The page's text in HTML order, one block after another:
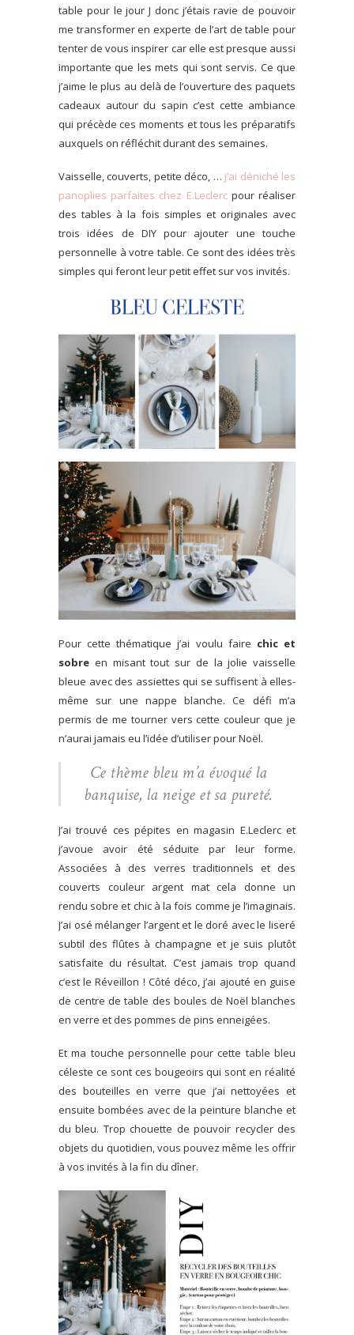
table pour le jour J donc j’étais ravie de pouvoir
me transformer en experte de l’art de table pour
tenter de vous inspirer car elle est presque aussi
importante que les mets qui sont servis. Ce que
j’aime le plus au delà de l’ouverture des paquets
cadeaux autour du sapin c’est cette ambiance
qui précède ces moments et tous les préparatifs
auxquels on réfléchit durant des semaines.
Vaisselle, couverts, petite déco, … j’ai déniché les
panoplies parfaites chez E.Leclerc pour réaliser
des tables à la fois simples et originales avec
trois idées de DIY pour ajouter une touche
personnelle à votre table. Ce sont des idées très
simples qui feront leur petit effet sur vos invités.
Pour cette thématique j’ai voulu faire chic et
sobre en misant tout sur de la jolie vaisselle
bleue avec des assiettes qui se suffisent à elles-
même sur une nappe blanche. Ce défi m’a
permis de me tourner vers cette couleur que je
n’aurai jamais eu l’idée d’utiliser pour Noël.
Ce thème bleu m’a évoqué la
banquise, la neige et sa pureté.
J’ai trouvé ces pépites en magasin E.Leclerc et
j’avoue avoir été séduite par leur forme.
Associées à des verres traditionnels et des
couverts couleur argent mat cela donne un
rendu sobre et chic à la fois comme je l’imaginais.
J’ai osé mélanger l’argent et le doré avec le liseré
subtil des flûtes à champagne et je suis plutôt
satisfaite du résultat. C’est jamais trop quand
c’est le Réveillon ! Côté déco, j’ai ajouté en guise
de centre de table des boules de Noël blanches
en verre et des pommes de pins enneigées.
Et ma touche personnelle pour cette table bleu
céleste ce sont ces bougeoirs qui sont en réalité
des bouteilles en verre que j’ai nettoyées et
ensuite bombées avec de la peinture blanche et
du bleu. Trop chouette de pouvoir recycler des
objets du quotidien, vous pouvez même les offrir
à vos invités à la fin du dîner.